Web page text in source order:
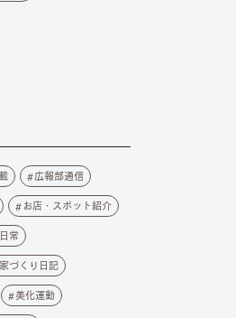
広報部通信
お店・スポット紹介
常
づくり日記
美化運動